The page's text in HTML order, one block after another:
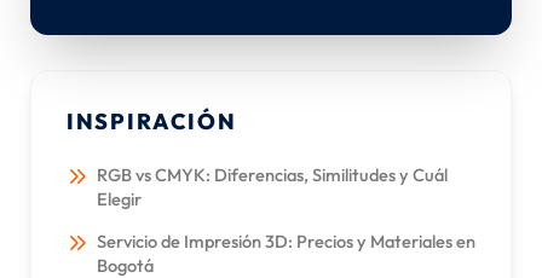
INSPIRACIÓN
RGB vs CMYK: Diferencias, Similitudes y Cuál
Elegir
Servicio de Impresión 3D: Precios y Materiales en
Bogotá